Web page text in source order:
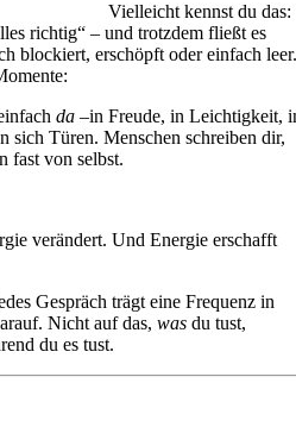
Vielleicht kennst du das:
richtig“ – und trotzdem fließt es
blockiert, erschöpft oder einfach
da –in Freude, in Leichtigkeit,
sich Türen. Menschen schreiben dir,
fast von selbst.
verändert. Und Energie erschafft
Gespräch trägt eine Frequenz in
Nicht auf das,was du tust,
du es tust.